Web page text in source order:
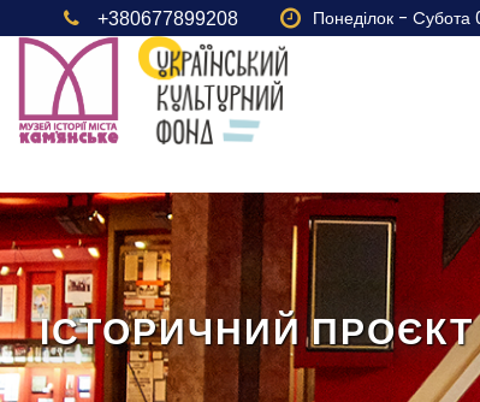
+380677899208 Понеділок - Cубота
ІСТОРИЧНИЙ ПРОЄКТ